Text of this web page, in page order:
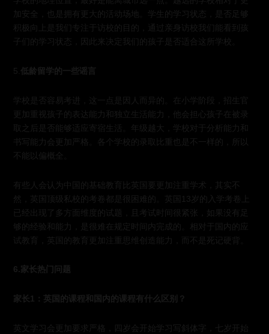
加安全，也是拥有更大的活动场地。学生的学习状态，是否足够
积极向上是我们专注于访校的目的，通过亲身访校我们能看到孩
子们的学习状态，因此来决定我们的孩子是否适合这所学校。
5. 低龄留学的一些谣言
学校是否容易考进，这一点是因人而异的。在小学阶段，招生官
更加重视孩子的表达能力和独立生活能力，他会担心孩子在被录
取之后是否能够适应寄宿生活。年级越大，学校对于分析能力和
书写能力会更加严格。各个学校的录取比重也是不一样的，所以
不能以偏概全。
有些人会认为中国的基础教育比英国要更加注重学术，其实不
然，英国顶级私校的考卷都是很困难的。英国13岁的入学考卷上
已经出现了多方面维度的试题，且考试时间很紧张，如果没有足
够的经验和能力，是很难在规定时间内完成的。相对于国内的应
试教育，英国的教育更加注重思维创造能力，而不是死记硬背。
6.家长热门问题
家长1：英国的课程和国内的课程有什么区别？
英文学习会更加要求严格，四岁会开始学习写斜体字，七岁开始